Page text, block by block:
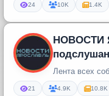
24 10K 1.4K
НОВОСТИ
Лента всех
21 4.9K 10.8K